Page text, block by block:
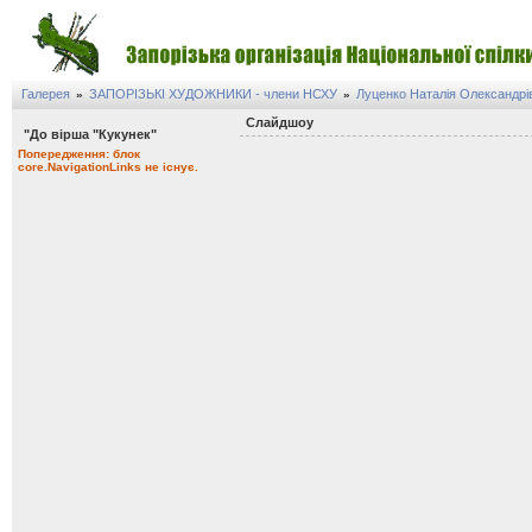
Галерея » ЗАПОРІЗЬКІ ХУДОЖНИКИ - члени НСХУ » Луценко Наталія
"До вiрша "Кукунек"
Попередження: блок
core.NavigationLinks не існує.
Слайдшоу